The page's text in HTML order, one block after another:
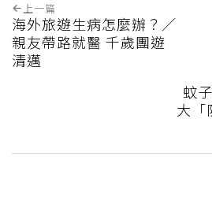
上一篇
海外旅遊生病怎麼辦？／
親友帶路就醫 千歲團遊
清邁
蚊
大「